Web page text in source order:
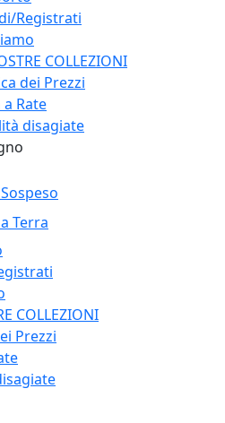
Registrati
COLLEZIONI
dei Prezzi
a Rate
disagiate
Terra
COLLEZIONI
Prezzi